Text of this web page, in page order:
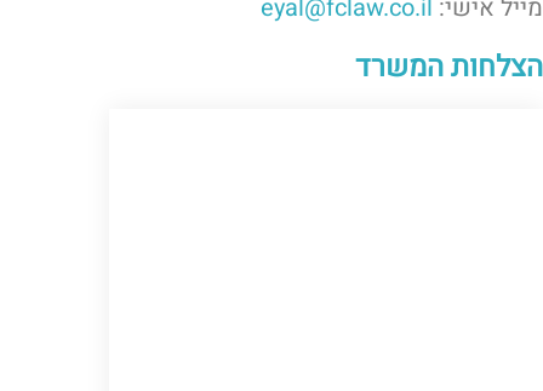
מייל אישי: eyal@fclaw.co.il
הצלחות המשרד